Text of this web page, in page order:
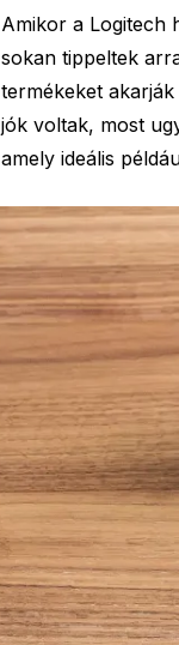
Amikor a Logitech
sokan tippeltek
termékeket
jók voltak, most
amely ideális